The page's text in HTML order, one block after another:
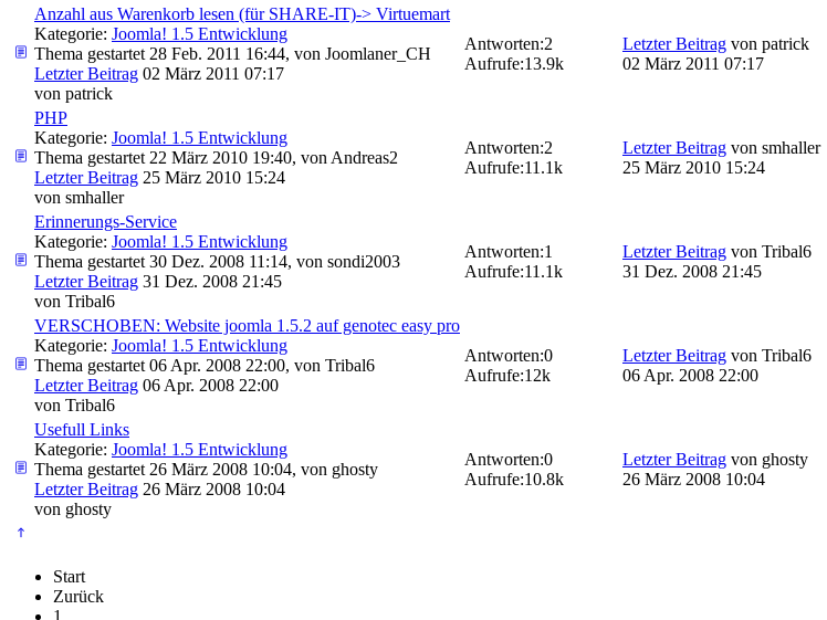
Anzahl aus Warenkorb lesen (für SHARE-IT)-> Virtuemart
Kategorie: Joomla! 1.5 Entwicklung
Thema gestartet 28 Feb. 2011 16:44, von Joomlaner_CH
Letzter Beitrag 02 März 2011 07:17
von patrick
Antworten:2
Aufrufe:13.9k
Letzter Beitrag von patrick
02 März 2011 07:17
PHP
Kategorie: Joomla! 1.5 Entwicklung
Thema gestartet 22 März 2010 19:40, von Andreas2
Letzter Beitrag 25 März 2010 15:24
von smhaller
Antworten:2
Aufrufe:11.1k
Letzter Beitrag von smhaller
25 März 2010 15:24
Erinnerungs-Service
Kategorie: Joomla! 1.5 Entwicklung
Thema gestartet 30 Dez. 2008 11:14, von sondi2003
Letzter Beitrag 31 Dez. 2008 21:45
von Tribal6
Antworten:1
Aufrufe:11.1k
Letzter Beitrag von Tribal6
31 Dez. 2008 21:45
VERSCHOBEN: Website joomla 1.5.2 auf genotec easy pro
Kategorie: Joomla! 1.5 Entwicklung
Thema gestartet 06 Apr. 2008 22:00, von Tribal6
Letzter Beitrag 06 Apr. 2008 22:00
von Tribal6
Antworten:0
Aufrufe:12k
Letzter Beitrag von Tribal6
06 Apr. 2008 22:00
Usefull Links
Kategorie: Joomla! 1.5 Entwicklung
Thema gestartet 26 März 2008 10:04, von ghosty
Letzter Beitrag 26 März 2008 10:04
von ghosty
Antworten:0
Aufrufe:10.8k
Letzter Beitrag von ghosty
26 März 2008 10:04
Start
Zurück
1